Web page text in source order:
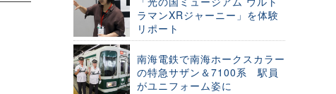
ラマンXRジャーニー」を体験
リポート
南海電鉄で南海ホークスカラー
の特急サザン＆7100系 駅員
がユニフォーム姿に